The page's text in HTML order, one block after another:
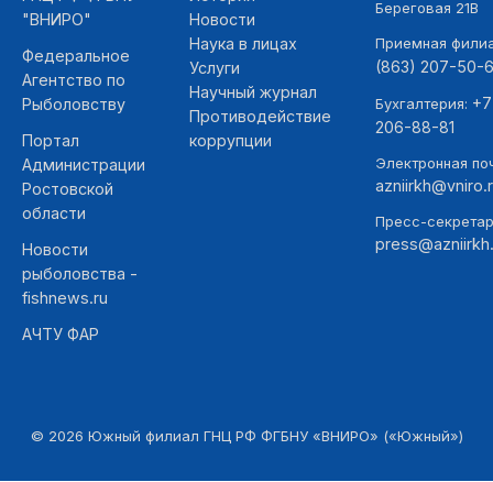
"ВНИРО"
Федеральное
Агентство по
Рыболовству
Портал
Администрации
Ростовской
области
Новости
рыболовства -
fishnews.ru
АЧТУ ФАР
Новости
Наука в лицах
Услуги
Научный журнал
Противодействие
коррупции
Береговая 21В
Приемная
(863) 207-50-
Бухгалтерия:
206-88-81
Электронная
Пресс-
© 2026 Южный филиал ГНЦ РФ ФГБНУ «ВНИРО» («Южный»)